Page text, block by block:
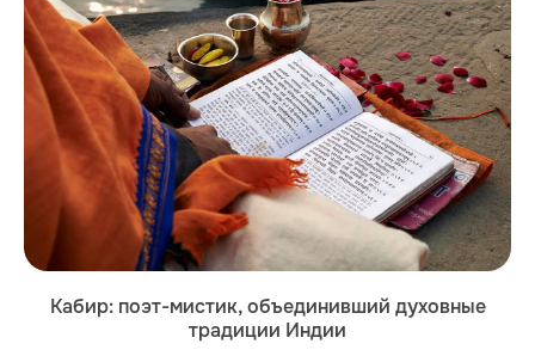
Кабир: поэт-мистик, объединивший духовные
традиции Индии